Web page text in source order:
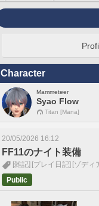
Character
Mammeteer
Syao Flow
Titan [Mana]
20/05/2026 16:12
FF11のナイト装備
[雑記] [プレイ日記] [ゾディ
Public